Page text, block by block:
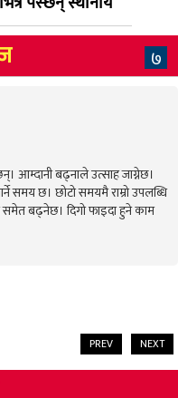
७
आम्दानी बढ्नाले उत्साह जाग्नेछ।
समय छ। छोटो समयमै राम्रो उपलब्धि
समेत बढ्नेछ। दिगो फाइदा हुने काम
PREV NEXT